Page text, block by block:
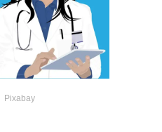
Pixabay